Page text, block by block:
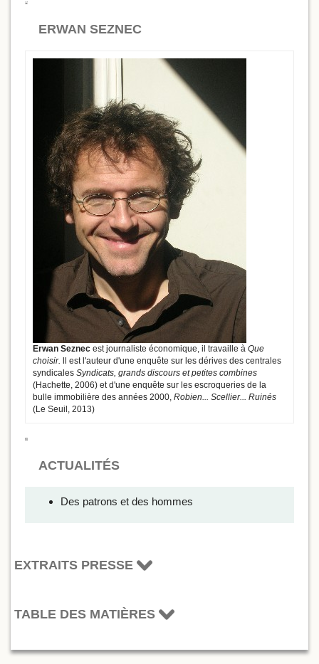
ERWAN SEZNEC
Erwan Seznec est journaliste économique, il travaille à Que
choisir. ll est l'auteur d'une enquête sur les dérives des centrales
syndicales Syndicats, grands discours et petites combines
(Hachette, 2006) et d'une enquête sur les escroqueries de la
bulle immobilière des années 2000, Robien... Scellier... Ruinés
(Le Seuil, 2013)
ACTUALITÉS
Des patrons et des hommes
EXTRAITS PRESSE
TABLE DES MATIÈRES